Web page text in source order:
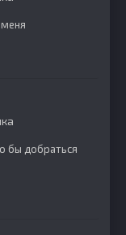
бы добраться